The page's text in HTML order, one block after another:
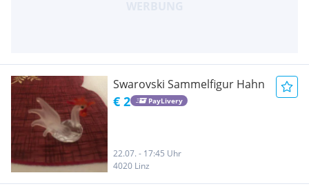
Swarovski Sammelfigur Hahn
€ 2 PayLivery
22.07. - 17:45 Uhr
4020 Linz